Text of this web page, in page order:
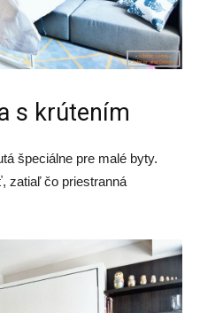
s krútením
špeciálne pre malé byty.
zatiaľ čo priestranná